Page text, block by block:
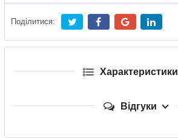
Поділитися:
Характеристики
Відгуки